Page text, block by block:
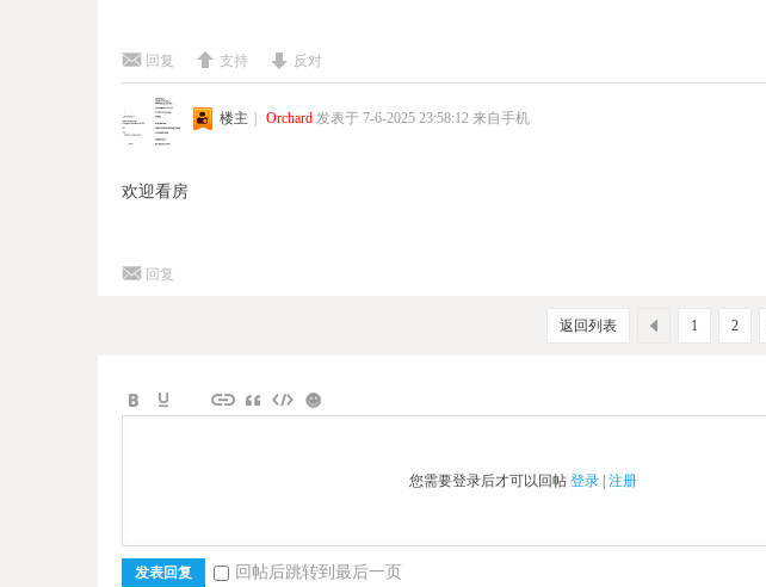
回复 支持 反对
楼主 | Orchard 发表于 7-6-2025 23:58:12 来自手机
欢迎看房
回复
1 2
返回列表
您需要登录后才可以回帖 登录 | 注册
发表回复 回帖后跳转到最后一页